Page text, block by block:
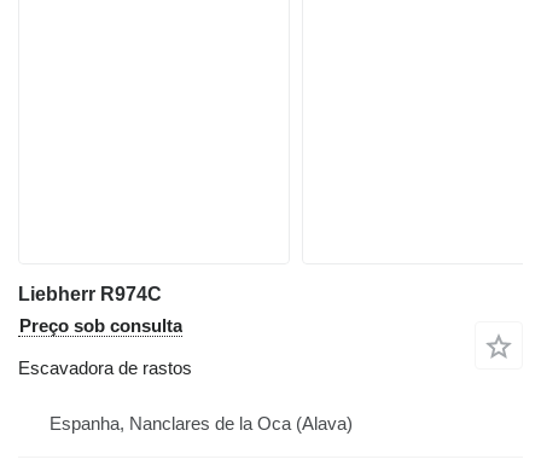
Liebherr R974C
Preço sob consulta
Escavadora de rastos
Espanha, Nanclares de la Oca (Alava)